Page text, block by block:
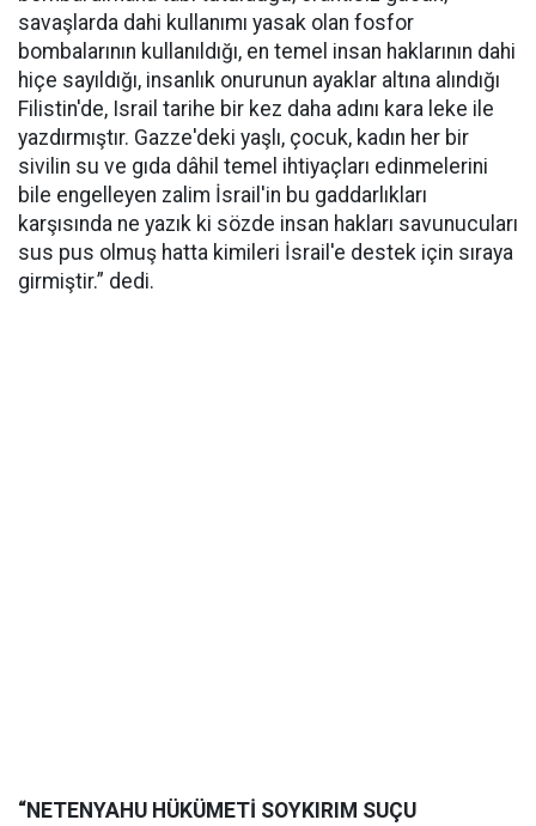
savaşlarda dahi kullanımı yasak olan fosfor
bombalarının kullanıldığı, en temel insan haklarının dahi
hiçe sayıldığı, insanlık onurunun ayaklar altına alındığı
Filistin'de, Israil tarihe bir kez daha adını kara leke ile
yazdırmıştır. Gazze'deki yaşlı, çocuk, kadın her bir
sivilin su ve gıda dâhil temel ihtiyaçları edinmelerini
bile engelleyen zalim İsrail'in bu gaddarlıkları
karşısında ne yazık ki sözde insan hakları savunucuları
sus pus olmuş hatta kimileri İsrail'e destek için sıraya
girmiştir.” dedi.
“NETENYAHU HÜKÜMETİ SOYKIRIM SUÇU